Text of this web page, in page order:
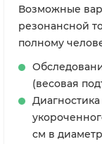
Возможные
резонансной
полному
(весовая
см в